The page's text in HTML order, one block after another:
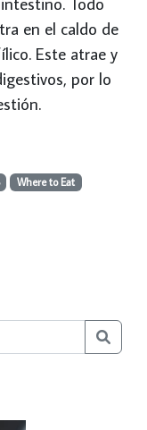
en el caldo de
Este atrae y
por lo
Where to Eat